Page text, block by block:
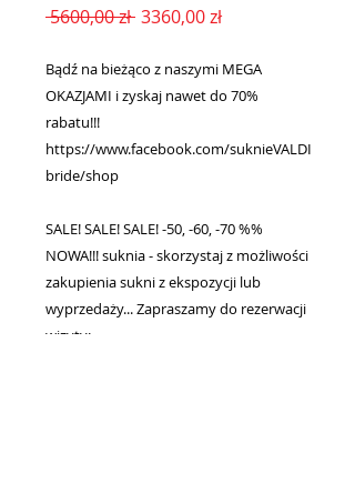
5600,00 zł Regularna
3360,00 złCena
Bądź na bieżąco z naszymi MEGA
OKAZJAMI i zyskaj nawet do 70%
rabatu!!!
https://www.facebook.com/suknieVALDI
bride/shop
SALE! SALE! SALE! -50, -60, -70 %%
NOWA!!! suknia - skorzystaj z możliwości
zakupienia sukni z ekspozycji lub
wyprzedaży... Zapraszamy do rezerwacji
wizyty: